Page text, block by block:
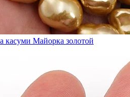
касуми Майорка золотой